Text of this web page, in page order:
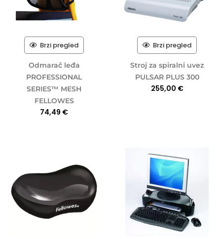
Brzi pregled
Odmarač leđa
PROFESSIONAL
SERIES™ MESH
FELLOWES
74,49 €
Brzi pregled
Stroj za spiralni uvez
PULSAR PLUS 300
255,00 €